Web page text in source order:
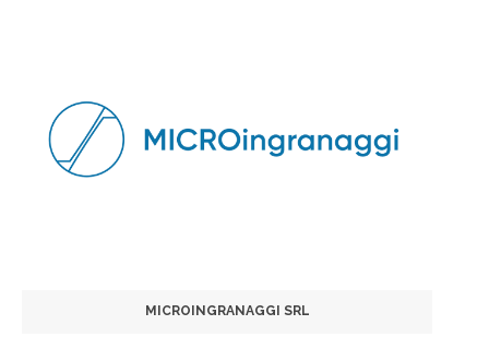
MICROINGRANAGGI SRL